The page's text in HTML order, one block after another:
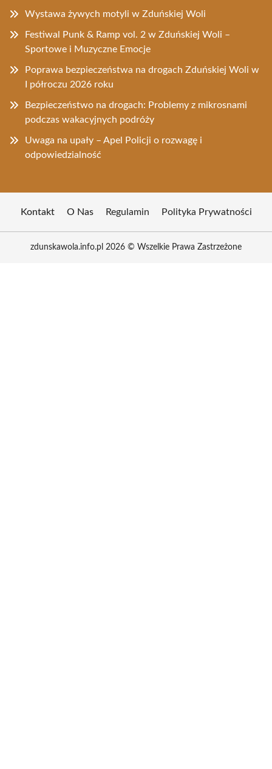
Wystawa żywych motyli w Zduńskiej Woli
Festiwal Punk & Ramp vol. 2 w Zduńskiej Woli –
Sportowe i Muzyczne Emocje
Poprawa bezpieczeństwa na drogach Zduńskiej Woli w
I półroczu 2026 roku
Bezpieczeństwo na drogach: Problemy z mikrosnami
podczas wakacyjnych podróży
Uwaga na upały – Apel Policji o rozwagę i
odpowiedzialność
Kontakt O Nas Regulamin Polityka Prywatności
zdunskawola.info.pl 2026 © Wszelkie Prawa Zastrzeżone